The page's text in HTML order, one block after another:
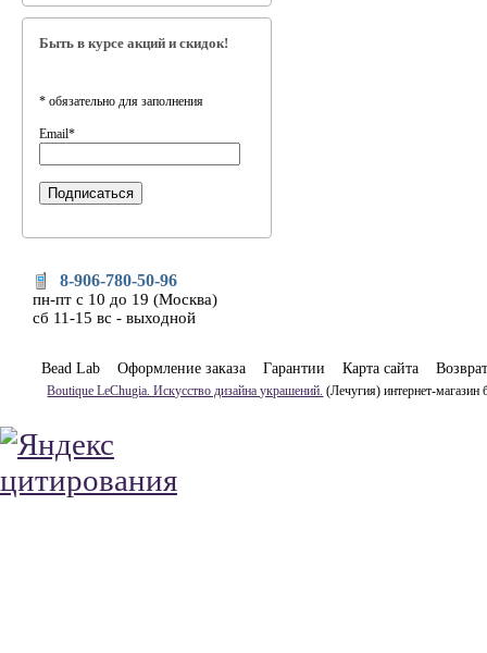
Быть в курсе акций и скидок!
* обязательно для заполнения
Email*
8-906-780-50-96
пн-пт с 10 до 19 (Москва)
сб 11-15 вс - выходной
Bead Lab Оформление заказа Гарантии Карта сайта Возврат
Boutique LeChugia. Искусство дизайна украшений. (Лечугия) интернет-